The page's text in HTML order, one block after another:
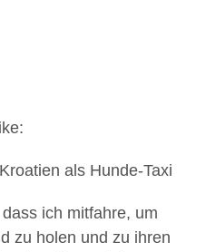
als Hunde-Taxi
ich mitfahre, um
zu holen und zu ihren